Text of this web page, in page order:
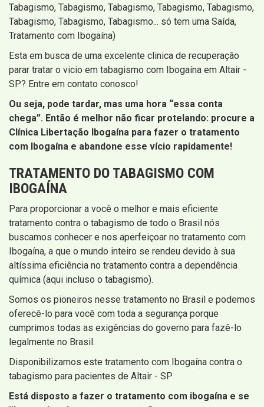
Tabagismo, Tabagismo, Tabagismo, Tabagismo, Tabagismo,
Tabagismo, Tabagismo, Tabagismo... só tem uma Saída,
Tratamento com Ibogaína)
Esta em busca de uma excelente clinica de recuperação
parar tratar o vicio em tabagismo com Ibogaína em Altair -
SP? Entre em contato conosco!
Ou seja, pode tardar, mas uma hora “essa conta
chega”. Então é melhor não ficar protelando: procure a
Clínica Libertação Ibogaína para fazer o tratamento
com Ibogaína e abandone esse vício rapidamente!
TRATAMENTO DO TABAGISMO COM
IBOGAÍNA
Para proporcionar a você o melhor e mais eficiente
tratamento contra o tabagismo de todo o Brasil nós
buscamos conhecer e nos aperfeiçoar no tratamento com
Ibogaína, a que o mundo inteiro se rendeu devido à sua
altíssima eficiência no tratamento contra a dependência
química (aqui incluso o tabagismo).
Somos os pioneiros nesse tratamento no Brasil e podemos
oferecê-lo para você com toda a segurança porque
cumprimos todas as exigências do governo para fazê-lo
legalmente no Brasil.
Disponibilizamos este tratamento com Ibogaína contra o
tabagismo para pacientes de Altair - SP
Está disposto a fazer o tratamento com ibogaína e se